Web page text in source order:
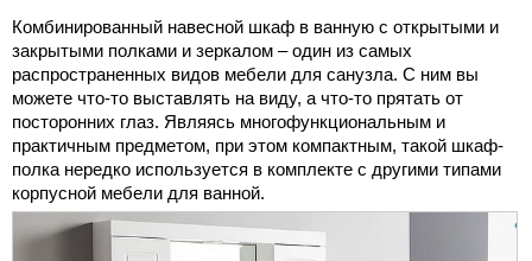
Комбинированный навесной шкаф в ванную с открытыми и
закрытыми полками и зеркалом – один из самых
распространенных видов мебели для санузла. С ним вы
можете что-то выставлять на виду, а что-то прятать от
посторонних глаз. Являясь многофункциональным и
практичным предметом, при этом компактным, такой шкаф-
полка нередко используется в комплекте с другими типами
корпусной мебели для ванной.